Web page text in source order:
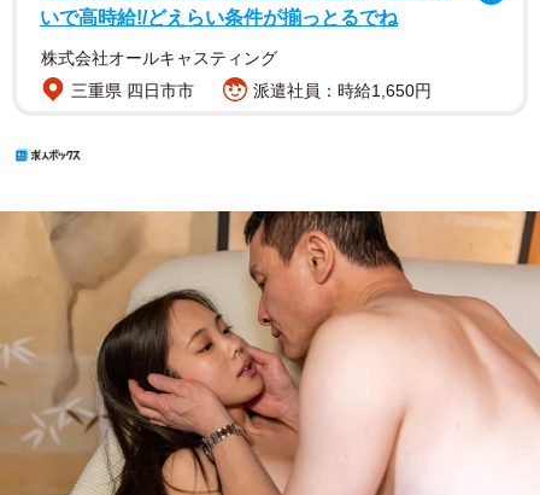
いで高時給!/どえらい条件が揃っとるでね
株式会社オールキャスティング
三重県 四日市市
派遣社員：時給1,650円